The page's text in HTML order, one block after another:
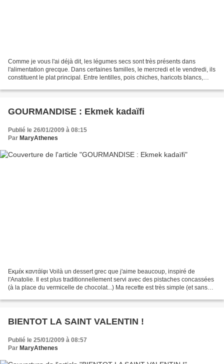
Comme je vous l'ai déjà dit, les légumes secs sont très présents dans
l'alimentation grecque. Dans certaines familles, le mercredi et le vendredi, ils
constituent le plat principal. Entre lentilles, pois chiches, haricots blancs,
GOURMANDISE : Ekmek kadaïfi
Publié le 26/01/2009 à 08:15
Par MaryAthenes
Εκμέκ καντάϊφι Voilà un dessert grec que j'aime beaucoup, inspiré de
l'Anatolie. Il est plus traditionnellement servi avec des pistaches concassées
(à la place du vermicelle de chocolat...) Ma recette est très simple (et sans
BIENTOT LA SAINT VALENTIN !
Publié le 25/01/2009 à 08:57
Par MaryAthenes